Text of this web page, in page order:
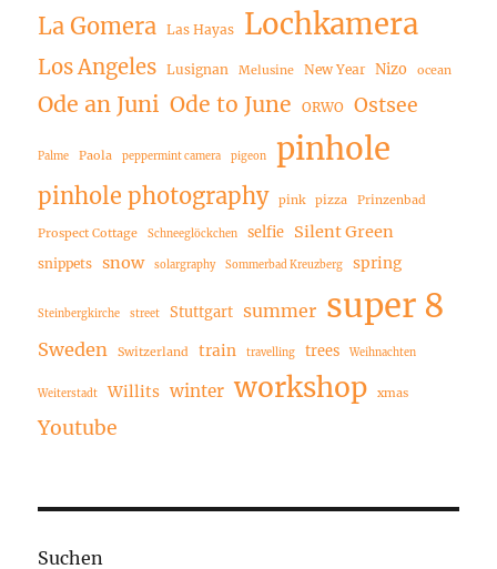
La Gomera Las Hayas Lochkamera
Los Angeles Lusignan Melusine New Year Nizo ocean
Ode an Juni Ode to June ORWO Ostsee
Palme Paola peppermint camera pigeon pinhole
pinhole photography pink pizza Prinzenbad
Prospect Cottage Schneeglöckchen selfie Silent Green
snippets snow solargraphy Sommerbad Kreuzberg spring
Steinbergkirche street Stuttgart summer super 8
Sweden Switzerland train travelling trees Weihnachten
Weiterstadt Willits winter workshop xmas
Youtube
Suchen